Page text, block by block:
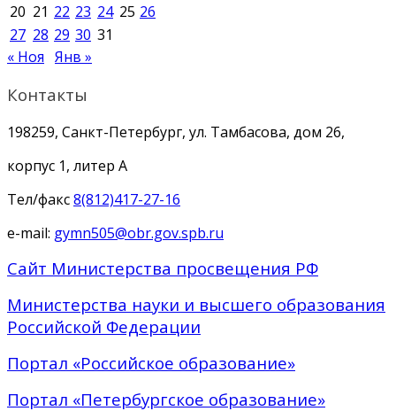
20 21 22 23 24 25 26
27 28 29 30 31
« Ноя Янв »
Контакты
198259, Санкт-Петербург, ул. Тамбасова, дом 26,
корпус 1, литер А
Тел/факс8(812)417-27-16
e-mail: gymn505@obr.gov.spb.ru
Сайт Министерства просвещения РФ
Министерства науки и высшего образования
Российской Федерации
Портал «Российское образование»
Портал «Петербургское образование»